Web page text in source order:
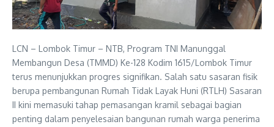
LCN – Lombok Timur – NTB, Program TNI Manunggal
Membangun Desa (TMMD) Ke-128 Kodim 1615/Lombok Timur
terus menunjukkan progres signifikan. Salah satu sasaran fisik
berupa pembangunan Rumah Tidak Layak Huni (RTLH) Sasaran
II kini memasuki tahap pemasangan kramil sebagai bagian
penting dalam penyelesaian bangunan rumah warga penerima